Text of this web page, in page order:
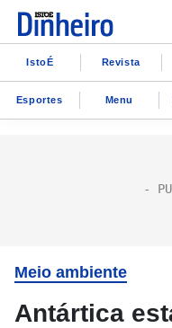
IstoÉ Revista
Esportes Menu
Meio ambiente
Antártica